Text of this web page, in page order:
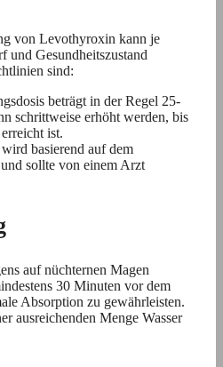
von Levothyroxin kann je
und Gesundheitszustand
sind:
beträgt in der Regel 25-
schrittweise erhöht werden, bis
ist.
basierend auf dem
sollte von einem Arzt
auf nüchternen Magen
30 Minuten vor dem
Absorption zu gewährleisten.
ausreichenden Menge Wasser